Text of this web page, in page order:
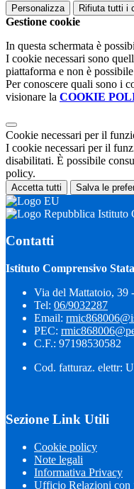
Personalizza Rifiuta tutti i
Gestione cookie
In questa schermata è
I cookie necessari sono
piattaforma e non è
Per conoscere quali sono i
visionare la COOKIE
Cookie necessari per il
I cookie necessari per il
disabilitati. È possibile
policy.
Accetta tutti Salva le
Istituto
Contatti
Istituto Comprensivo
Via del Mattatoio,
Tel: 06/9032287
Email:
PEC:
C.F.: 97198530582
Cod. fatturaz. elettr:
Sezione Link Utili
Cookie policy
Note legali
Informativa Privacy
Ufficio Relazioni con